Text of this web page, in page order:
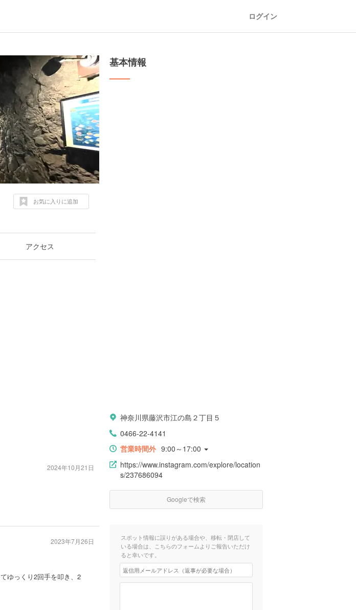
ログイン
お気に入りに追加
アクセス
2024年10月21日
ゆっくり2回手を叩き、2
2023年7月26日
基本情報
神奈川県藤沢市江の島２丁目５
0466-22-4141
営業時間外 9:00～17:00
https://www.instagram.com/explore/location
s/237686094
Googleで検索
スポット情報に誤りがある場合や、移転・閉店して
いる場合は、こちらのフォームよりご報告いただけ
ると幸いです。